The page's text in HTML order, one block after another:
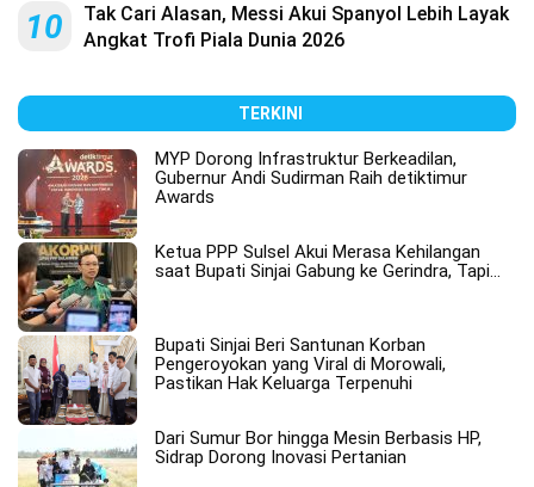
10
Tak Cari Alasan, Messi Akui Spanyol Lebih Layak
Angkat Trofi Piala Dunia 2026
TERKINI
MYP Dorong Infrastruktur Berkeadilan,
Gubernur Andi Sudirman Raih detiktimur
Awards
Ketua PPP Sulsel Akui Merasa Kehilangan
saat Bupati Sinjai Gabung ke Gerindra, Tapi…
Bupati Sinjai Beri Santunan Korban
Pengeroyokan yang Viral di Morowali,
Pastikan Hak Keluarga Terpenuhi
Dari Sumur Bor hingga Mesin Berbasis HP,
Sidrap Dorong Inovasi Pertanian